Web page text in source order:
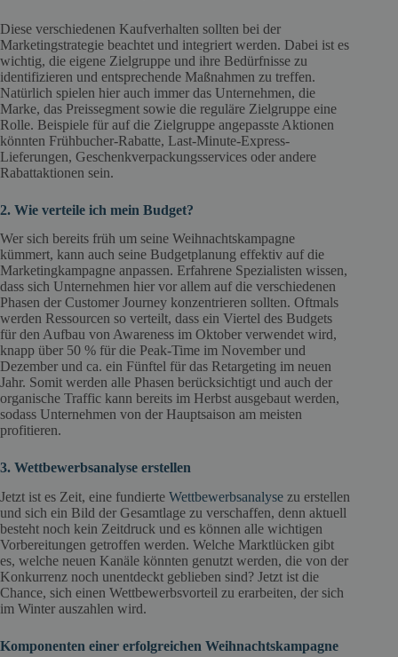
Diese verschiedenen Kaufverhalten sollten bei der
Marketingstrategie beachtet und integriert werden. Dabei ist es
wichtig, die eigene Zielgruppe und ihre Bedürfnisse zu
identifizieren und entsprechende Maßnahmen zu treffen.
Natürlich spielen hier auch immer das Unternehmen, die
Marke, das Preissegment sowie die reguläre Zielgruppe eine
Rolle. Beispiele für auf die Zielgruppe angepasste Aktionen
könnten Frühbucher-Rabatte, Last-Minute-Express-
Lieferungen, Geschenkverpackungsservices oder andere
Rabattaktionen sein.
2. Wie verteile ich mein Budget?
Wer sich bereits früh um seine Weihnachtskampagne
kümmert, kann auch seine Budgetplanung effektiv auf die
Marketingkampagne anpassen. Erfahrene Spezialisten wissen,
dass sich Unternehmen hier vor allem auf die verschiedenen
Phasen der Customer Journey konzentrieren sollten. Oftmals
werden Ressourcen so verteilt, dass ein Viertel des Budgets
für den Aufbau von Awareness im Oktober verwendet wird,
knapp über 50 % für die Peak-Time im November und
Dezember und ca. ein Fünftel für das Retargeting im neuen
Jahr. Somit werden alle Phasen berücksichtigt und auch der
organische Traffic kann bereits im Herbst ausgebaut werden,
sodass Unternehmen von der Hauptsaison am meisten
profitieren.
3. Wettbewerbsanalyse erstellen
Jetzt ist es Zeit, eine fundierte Wettbewerbsanalyse zu erstellen
und sich ein Bild der Gesamtlage zu verschaffen, denn aktuell
besteht noch kein Zeitdruck und es können alle wichtigen
Vorbereitungen getroffen werden. Welche Marktlücken gibt
es, welche neuen Kanäle könnten genutzt werden, die von der
Konkurrenz noch unentdeckt geblieben sind? Jetzt ist die
Chance, sich einen Wettbewerbsvorteil zu erarbeiten, der sich
im Winter auszahlen wird.
Komponenten einer erfolgreichen Weihnachtskampagne